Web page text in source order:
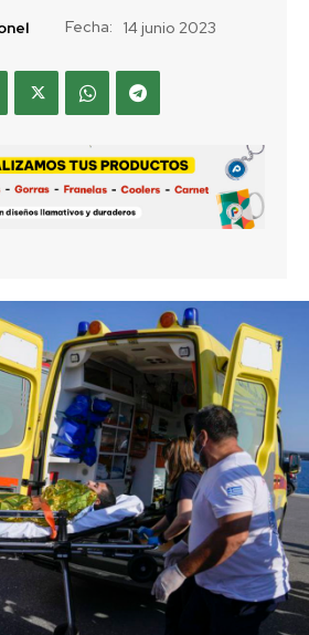
Fecha: 14 junio 2023